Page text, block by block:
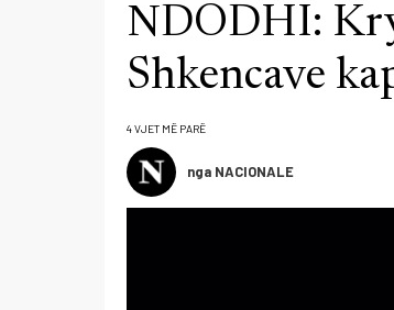
NDODHI:
Shkencave
4 VJET MË PARË
nga NACIONALE